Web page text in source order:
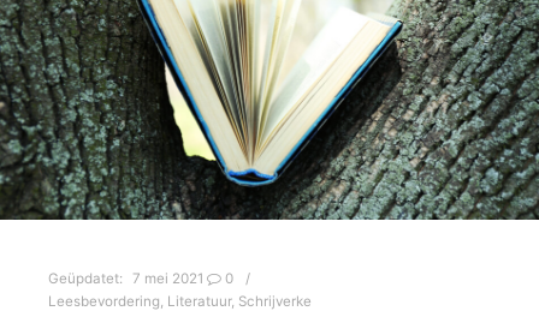
Geüpdatet: 7 mei 2021
0
Leesbevordering Literatuur, Schrijverke